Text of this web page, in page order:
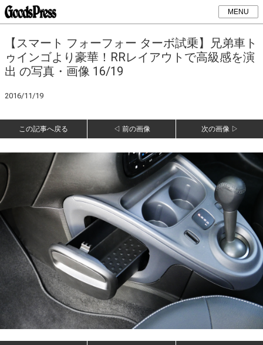
MENU
【スマート フォーフォー ターボ試乗】兄弟車ト
ゥインゴより豪華！RRレイアウトで高級感を演
出 の写真・画像 16/19
2016/11/19
この記事へ戻る ◁ 前の画像 次の画像 ▷